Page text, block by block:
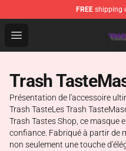
FREE shipping
Open menu
Trash Taste Shop -
Trash
Présentation de l'accessoire
Trash TasteLes Trash
Trash Tastes Shop, ce masque
confiance. Fabriqué à partir de
non seulement une touche